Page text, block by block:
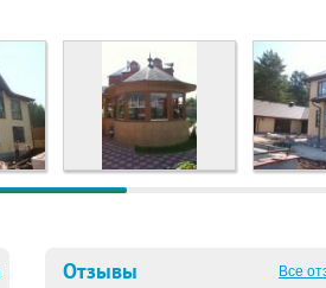
Отзывы Все